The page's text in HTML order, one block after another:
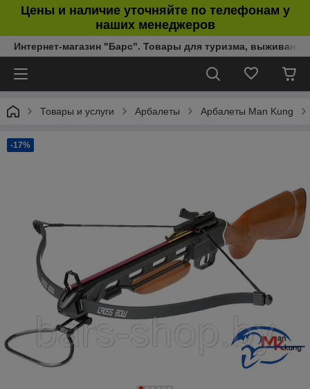
Цены и наличие уточняйте по телефонам у
наших менеджеров
Интернет-магазин "Барс". Товары для туризма,
Товары и услуги Арбалеты Арбалеты Man Kung
-17%